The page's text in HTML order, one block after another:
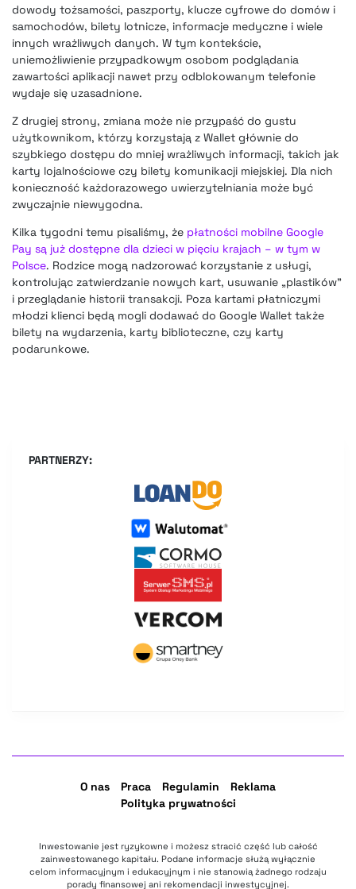
dowody tożsamości, paszporty, klucze cyfrowe do domów i
samochodów, bilety lotnicze, informacje medyczne i wiele
innych wrażliwych danych. W tym kontekście,
uniemożliwienie przypadkowym osobom podglądania
zawartości aplikacji nawet przy odblokowanym telefonie
wydaje się uzasadnione.
Z drugiej strony, zmiana może nie przypaść do gustu
użytkownikom, którzy korzystają z Wallet głównie do
szybkiego dostępu do mniej wrażliwych informacji, takich jak
karty lojalnościowe czy bilety komunikacji miejskiej. Dla nich
konieczność każdorazowego uwierzytelniania może być
zwyczajnie niewygodna.
Kilka tygodni temu pisaliśmy, że płatności mobilne Google
Pay są już dostępne dla dzieci w pięciu krajach – w tym w
Polsce. Rodzice mogą nadzorować korzystanie z usługi,
kontrolując zatwierdzanie nowych kart, usuwanie „plastików”
i przeglądanie historii transakcji. Poza kartami płatniczymi
młodzi klienci będą mogli dodawać do Google Wallet także
bilety na wydarzenia, karty biblioteczne, czy karty
podarunkowe.
PARTNERZY:
O nas Praca Regulamin
Reklama
Polityka prywatności
Inwestowanie jest ryzykowne i możesz stracić część lub całość
zainwestowanego kapitału. Podane informacje służą wyłącznie
celom informacyjnym i edukacyjnym i nie stanowią żadnego rodzaju
porady finansowej ani rekomendacji inwestycyjnej.